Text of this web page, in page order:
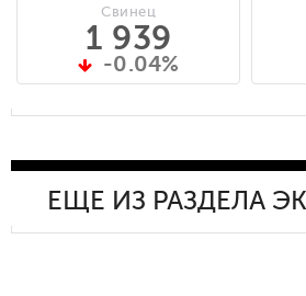
Свинец
1 939
-0.04%
ЕЩЕ ИЗ РАЗДЕЛА